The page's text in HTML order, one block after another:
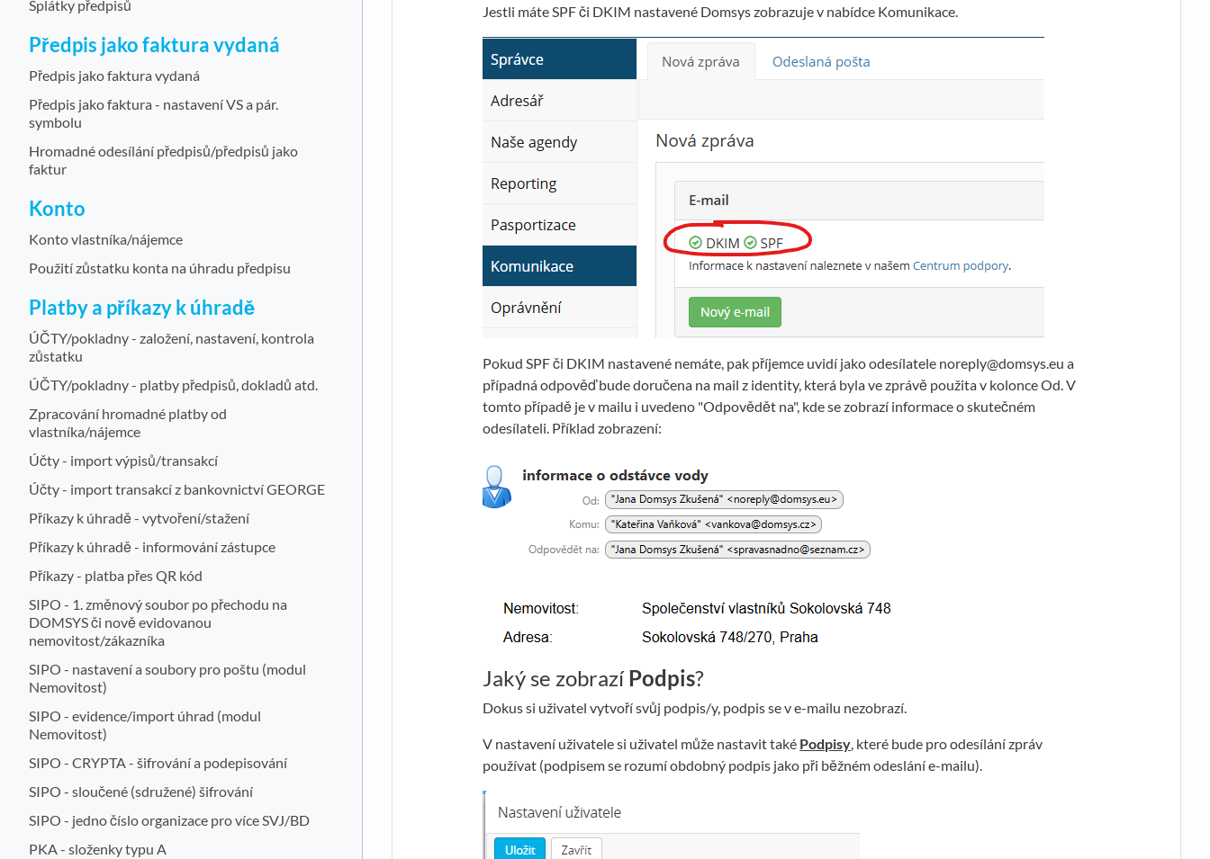
Splátky předpisů
Předpis jako faktura vydaná
Předpis jako faktura vydaná
Předpis jako faktura - nastavení VS a pár.
symbolu
Hromadné odesílání předpisů/předpisů jako
faktur
Konto
Konto vlastníka/nájemce
Použití zůstatku konta na úhradu předpisu
Platby a příkazy k úhradě
ÚČTY/pokladny - založení, nastavení, kontrola
zůstatku
ÚČTY/pokladny - platby předpisů, dokladů atd.
Zpracování hromadné platby od
vlastníka/nájemce
Účty - import výpisů/transakcí
Účty - import transakcí z bankovnictví GEORGE
Příkazy k úhradě - vytvoření/stažení
Příkazy k úhradě - informování zástupce
Příkazy - platba přes QR kód
SIPO - 1. změnový soubor po přechodu na
DOMSYS či nově evidovanou
nemovitost/zákazníka
SIPO - nastavení a soubory pro poštu (modul
Nemovitost)
SIPO - evidence/import úhrad (modul
Nemovitost)
SIPO - CRYPTA - šifrování a podepisování
SIPO - sloučené (sdružené) šifrování
SIPO - jedno číslo organizace pro více SVJ/BD
PKA - složenky typu A
Jestli máte SPF či DKIM nastavené Domsys zobrazuje v nabídce Komunikace.
Pokud SPF či DKIM nastavené nemáte, pak příjemce uvidí jako odesílatele noreply@domsys.eu a
případná odpověď bude doručena na mail z identity, která byla ve zprávě použita v kolonce Od. V
tomto případě je v mailu i uvedeno "Odpovědět na", kde se zobrazí informace o skutečném
odesílateli. Příklad zobrazení:
Jaký se zobrazíPodpis?
Dokus si uživatel vytvoří svůj podpis/y, podpis se v e-mailu nezobrazí.
V nastavení uživatele si uživatel může nastavit také Podpisy, které bude pro odesílání zpráv
používat (podpisem se rozumí obdobný podpis jako při běžném odeslání e-mailu).